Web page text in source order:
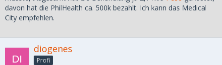
davon hat die PhilHealth ca. 500k bezahlt. Ich kann das Medical
City empfehlen.
diogenes
Profi